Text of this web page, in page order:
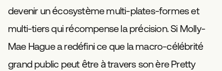
devenir un écosystème multi-plates-formes et
multi-tiers qui récompense la précision. Si Molly-
Mae Hague a redéfini ce que la macro-célébrité
grand public peut être à travers son ère Pretty